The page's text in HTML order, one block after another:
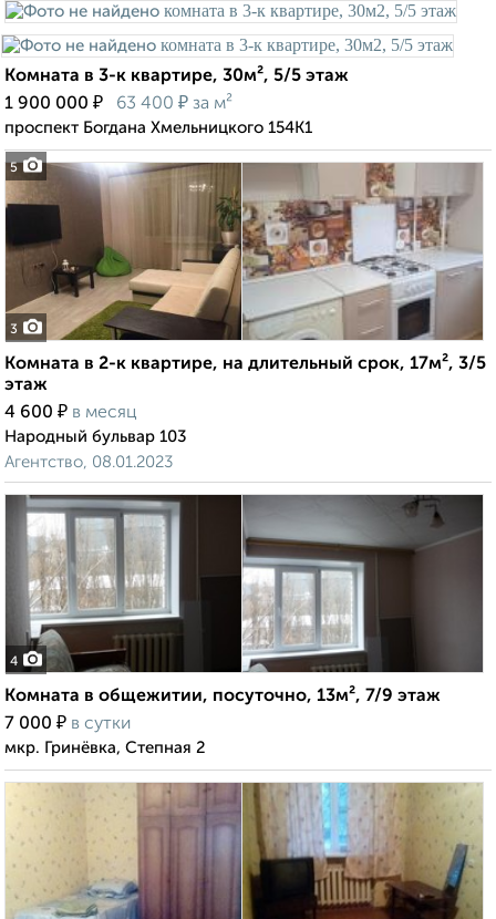
5
Комната в 3-к квартире, 30м², 5/5 этаж
1 900 000 ₽ 63 400 ₽ за м²
проспект Богдана Хмельницкого 154К1
3
Комната в 2-к квартире, на длительный срок, 17м², 3/5
этаж
4 600 ₽ в месяц
Народный бульвар 103
Агентство, 08.01.2023
4
Комната в общежитии, посуточно, 13м², 7/9 этаж
7 000 ₽ в сутки
мкр. Гринёвка, Степная 2